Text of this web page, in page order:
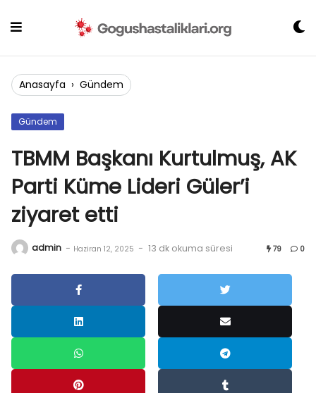
Anasayfa › Gündem
Gündem
TBMM Başkanı Kurtulmuş, AK
Parti Küme Lideri Güler’i
ziyaret etti
admin - Haziran 12, 2025 - 13 dk okuma süresi 79 0